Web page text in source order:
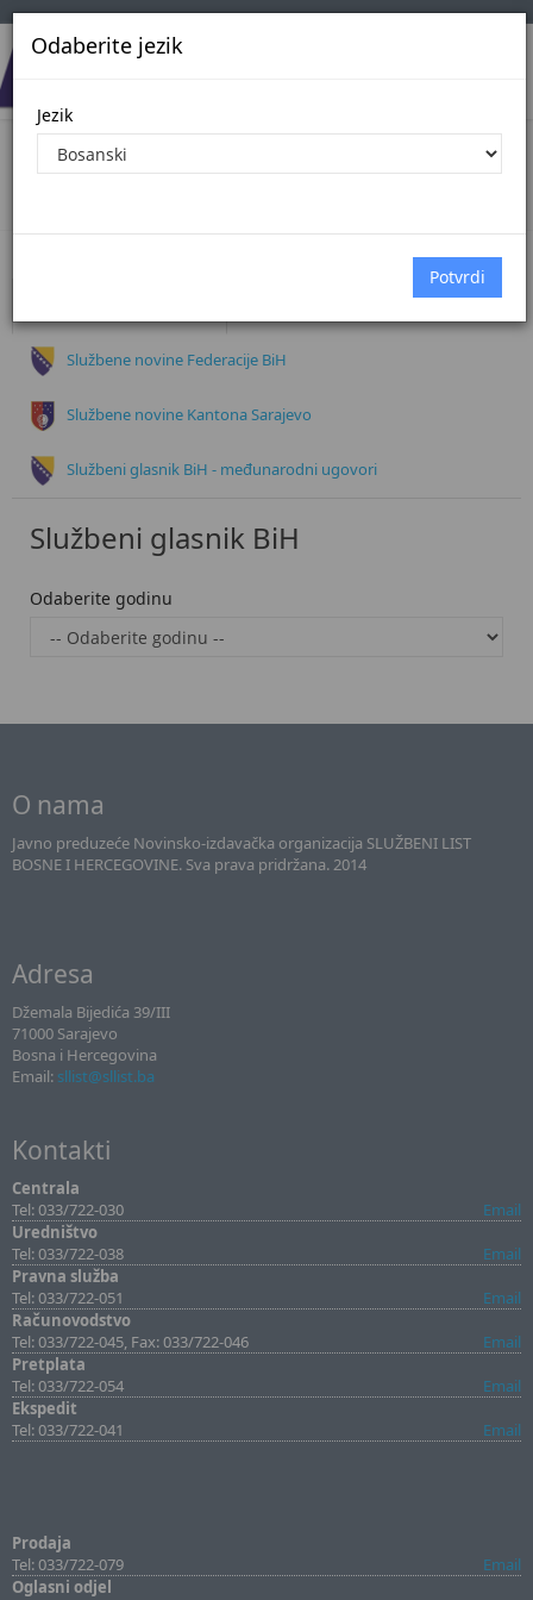
Odaberite jezik
Jezik
Dokumenti
Službene novine Federacije BiH
Službene novine Kantona Sarajevo
Službeni glasnik BiH - međunarodni ugovori
Službeni glasnik BiH
Odaberite godinu
O nama
Javno preduzeće Novinsko-izdavačka organizacija SLUŽBENI LIST
BOSNE I HERCEGOVINE. Sva prava pridržana. 2014
Adresa
Džemala Bijedića 39/III
71000 Sarajevo
Bosna i Hercegovina
Email: sllist@sllist.ba
Kontakti
Centrala
Tel: 033/722-030
Email
Uredništvo
Tel: 033/722-038
Email
Pravna služba
Tel: 033/722-051
Email
Računovodstvo
Tel: 033/722-045, Fax: 033/722-046
Email
Pretplata
Tel: 033/722-054
Email
Ekspedit
Tel: 033/722-041
Email
Prodaja
Tel: 033/722-079
Email
Oglasni odjel